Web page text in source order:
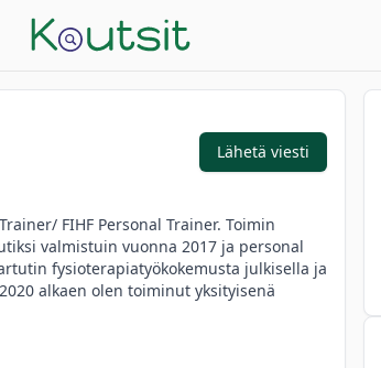
Lähetä viesti
FIHF Personal Trainer. Toimin
valmistuin vuonna 2017 ja personal
fysioterapiatyökokemusta julkisella ja
alkaen olen toiminut yksityisenä
hoivakodissa sekä teen